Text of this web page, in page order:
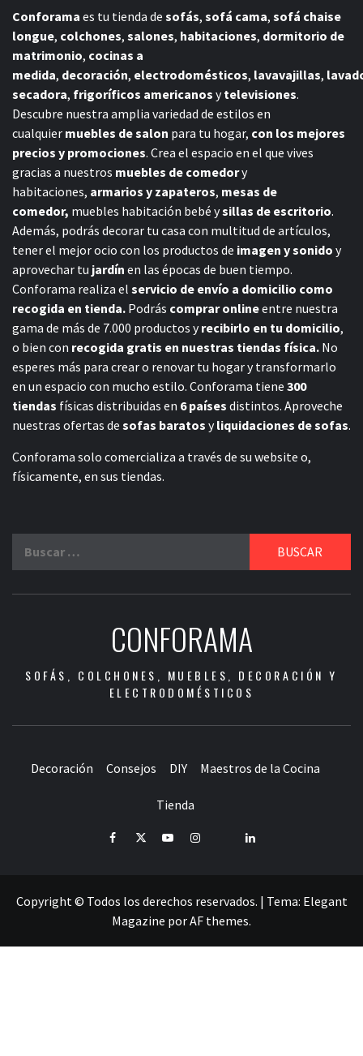
Conforama es tu tienda de sofás, sofá cama, sofá chaise
longue, colchones, salones, habitaciones, dormitorio de
matrimonio, cocinas a
medida, decoración, electrodomésticos, lavavajillas,
secadora, frigoríficos americanos ytelevisiones.
Descubre nuestra amplia variedad de estilos en
cualquier muebles de salon para tu hogar, con los mejores
precios y promociones. Crea el espacio en el que vives
gracias a nuestros muebles de comedory
habitaciones, armarios y zapateros, mesas de
comedor, muebles habitación bebé ysillas de escritorio.
Además, podrás decorar tu casa con multitud de artículos,
tener el mejor ocio con los productos de imagen y sonido y
aprovechar tu jardín en las épocas de buen tiempo.
Conforama realiza el servicio de envío a domicilio como
recogida en tienda. Podrás comprar onlineentre nuestra
gama de más de 7.000 productos yrecibirlo en tu domicilio,
o bien con recogida gratis en nuestras tiendas física. No
esperes más para crear o renovar tu hogar y transformarlo
en un espacio con mucho estilo. Conforama tiene 300
tiendas físicas distribuidas en 6 países distintos. Aproveche
nuestras ofertas de sofas baratos yliquidaciones de sofas.
Conforama solo comercializa a través de su website o,
físicamente, en sus tiendas.
CONFORAMA
SOFÁS, COLCHONES, MUEBLES, DECORACIÓN Y
ELECTRODOMÉSTICOS
Decoración Consejos DIY Maestros de la Cocina
Tienda
FacebookTwitterYoutubeInstagramPinterestLinkedIn
Copyright © Todos los derechos reservados. | Tema: Elegant
Magazine porAF themes.